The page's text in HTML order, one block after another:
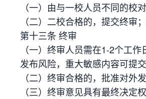
（一）由与一校人员不同的校
（二）二校合格的，提交终审
第十三条 终审
（一）终审人员需在1-2个工
发布风险，重大敏感内容可提
（二）终审合格的，批准对外
（三）终审意见具有最终决定